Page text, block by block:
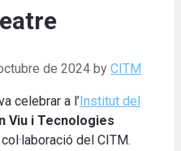
de 2024 by CITM
celebrar a l’ Institut del
Viu i Tecnologies
del CITM.